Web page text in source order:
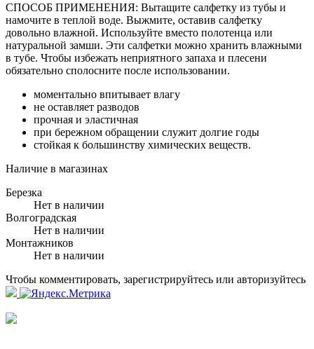
СПОСОБ ПРИМЕНЕНИЯ: Вытащите салфетку из тубы и
намочите в теплой воде. Выжмите, оставив салфетку
довольно влажной. Используйте вместо полотенца или
натуральной замши. Эти салфетки можно хранить влажными
в тубе. Чтобы избежать неприятного запаха и плесени
обязательно сполосните после использовании.
моментально впитывает влагу
не оставляет разводов
прочная и эластичная
при бережном обращении служит долгие годы
стойкая к большинству химических веществ.
Наличие в магазинах
Березка
Нет в наличии
Волгоградская
Нет в наличии
Монтажников
Нет в наличии
Чтобы комментировать, зарегистрируйтесь или авторизуйтесь